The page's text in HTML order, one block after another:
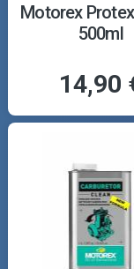
Motorex
500ml
14,90